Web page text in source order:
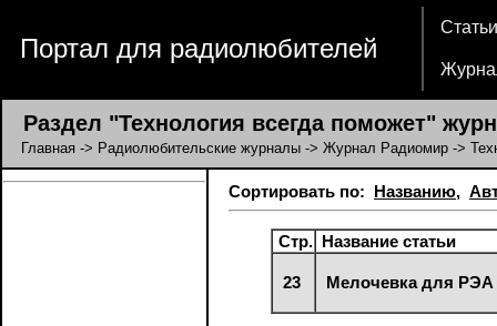
Портал для радиолюбителей
Статьи
Раздел "Технология всегда поможет"
Главная -> Радиолюбительские журналы -> Журнал Радиомир ->
Сортировать по: Названию,
Стр. Название статьи
23 Мелочевка для РЭА